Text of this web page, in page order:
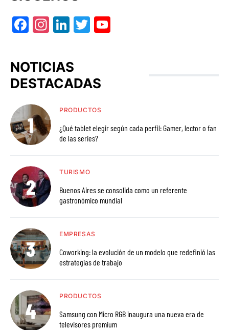
Facebook
Instagram
LinkedIn
Twitter
NOTICIAS
DESTACADAS
PRODUCTOS
¿Qué tablet elegir según cada perfil: Gamer, lector o fan
de las series?
TURISMO
Buenos Aires se consolida como un referente
gastronómico mundial
EMPRESAS
Coworking: la evolución de un modelo que redefinió las
estrategias de trabajo
PRODUCTOS
Samsung con Micro RGB inaugura una nueva era de
televisores premium